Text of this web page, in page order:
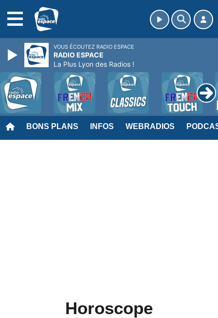
BONS PLANS INFOS WEBRADIOS
Horoscope
VOUS ÉCOUTEZ RADIO ESPACE
RADIO ESPACE
La Plus Lyon des Radios !